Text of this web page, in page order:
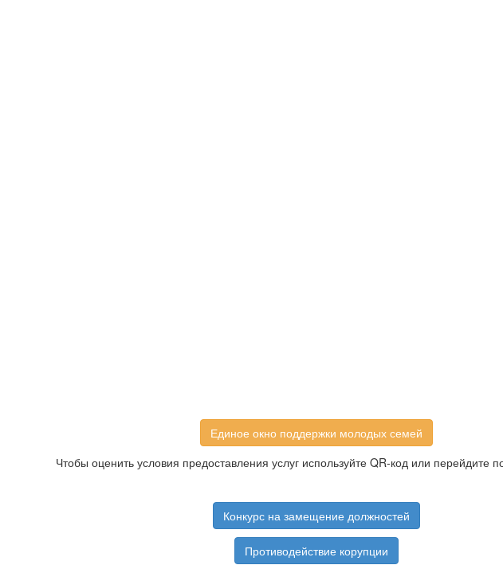
Единое окно поддержки молодых семей
Чтобы оценить условия предоставления услуг используйте QR-код или перейдите
Конкурс на замещение должностей
Противодействие корупции